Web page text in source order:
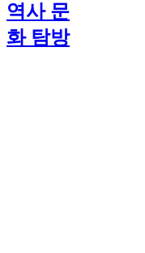
역사 문
화 탐방